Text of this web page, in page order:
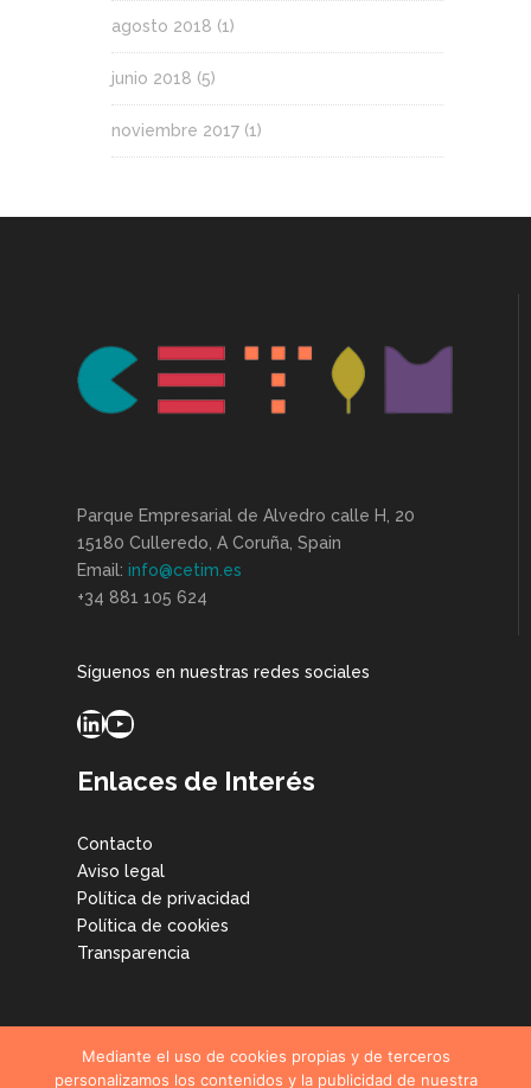
agosto 2018 (1)
junio 2018 (5)
noviembre 2017 (1)
Parque Empresarial de Alvedro calle H, 20
15180 Culleredo, A Coruña, Spain
Email: info@cetim.es
+34 881 105 624
Síguenos en nuestras redes sociales
LinkedIn
YouTube
Enlaces de Interés
Contacto
Aviso legal
Política de privacidad
Política de cookies
Transparencia
Mediante el uso de cookies propias y de terceros
personalizamos los contenidos y la publicidad de nuestra